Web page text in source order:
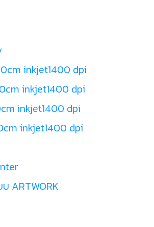
inkjet1400 dpi
inkjet1400 dpi
inkjet1400 dpi
inkjet1400 dpi
ARTWORK